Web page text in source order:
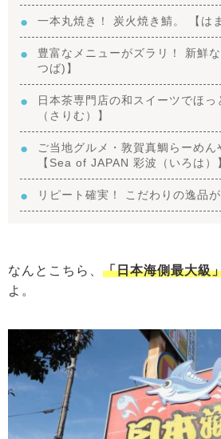
一本丸焼き！ 炭火焼き鯖。 【は
豊富なメニューがズラリ！ 新鮮
つば)】
日本茶専門店の和スイーツでほ
（さりむ）】
ご当地グルメ・敦賀真鯛らーめん
【Sea of JAPAN 彩波（いろは）
リピート確実！ こだわりの逸品
なんとこちら、 「日本海側最大級
よ。